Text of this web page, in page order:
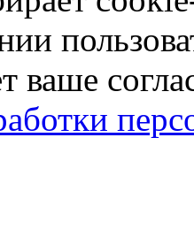
ваше